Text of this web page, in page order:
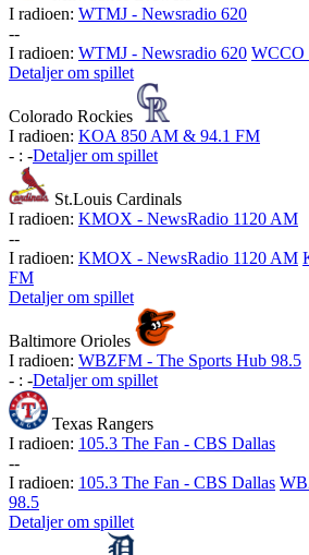
I radioen: WTMJ - Newsradio 620
--
I radioen: WTMJ - Newsradio 620 WCCO
Detaljer om spillet
Colorado Rockies
I radioen: KOA 850 AM & 94.1 FM
- : -Detaljer om spillet
St.Louis Cardinals
I radioen: KMOX - NewsRadio 1120 AM
--
I radioen: KMOX - NewsRadio 1120 AM
FM
Detaljer om spillet
Baltimore Orioles
I radioen: WBZFM - The Sports Hub 98.5
- : -Detaljer om spillet
Texas Rangers
I radioen: 105.3 The Fan - CBS Dallas
--
I radioen: 105.3 The Fan - CBS Dallas
98.5
Detaljer om spillet